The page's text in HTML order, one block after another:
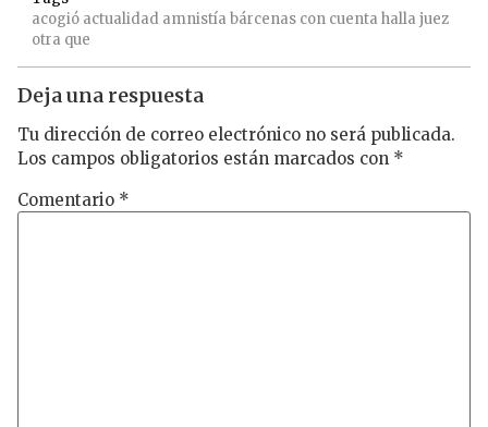
acogió actualidad amnistía bárcenas con cuenta halla juez
otra que
Deja una respuesta
Tu dirección de correo electrónico no será publicada.
Los campos obligatorios están marcados con *
Comentario *